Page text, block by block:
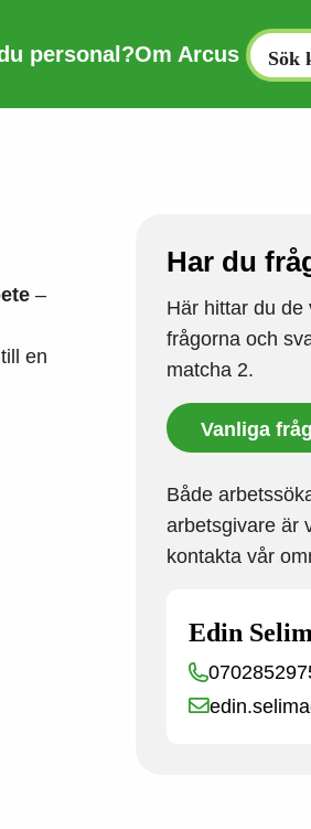
personal?Om Arcus
–
en
Har du
Här hittar du de
frågorna och
matcha 2.
Vanliga
Både
arbetsgivare är
kontakta vår
Edin